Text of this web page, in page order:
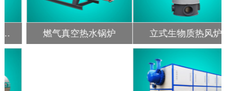
立式生物质热风炉 燃气低氮冷凝蒸汽锅炉